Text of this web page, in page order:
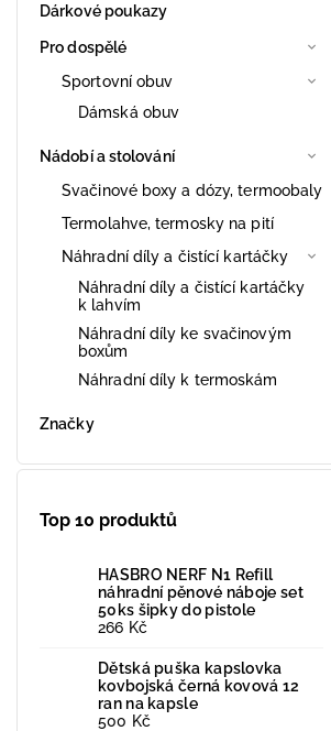
Dárkové poukazy
Pro dospělé
Sportovní obuv
Dámská obuv
Nádobí a stolování
Svačinové boxy a dózy, termoobaly
Termolahve, termosky na pití
Náhradní díly a čistící kartáčky
Náhradní díly a čistící kartáčky
k lahvím
Náhradní díly ke svačinovým
boxům
Náhradní díly k termoskám
Značky
Top 10 produktů
HASBRO NERF N1 Refill
náhradní pěnové náboje set
50ks šipky do pistole
266 Kč
Dětská puška kapslovka
kovbojská černá kovová 12
ran na kapsle
500 Kč